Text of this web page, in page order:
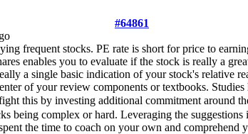
#64861
frequent stocks. PE rate is short for price to
enables you to evaluate if the stock is really a
a single basic indication of your stock's relative
of your review components or textbooks.
this by investing additional commitment around
being complex or hard. Leveraging the
the time to coach on your own and